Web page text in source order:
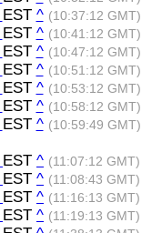
EST ^ (10:37:12 GMT)
EST ^ (10:41:12 GMT)
EST ^ (10:47:12 GMT)
EST ^ (10:51:12 GMT)
EST ^ (10:53:12 GMT)
EST ^ (10:58:12 GMT)
EST ^ (10:59:49 GMT)
EST ^ (11:07:12 GMT)
EST ^ (11:08:43 GMT)
EST ^ (11:16:13 GMT)
EST ^ (11:19:13 GMT)